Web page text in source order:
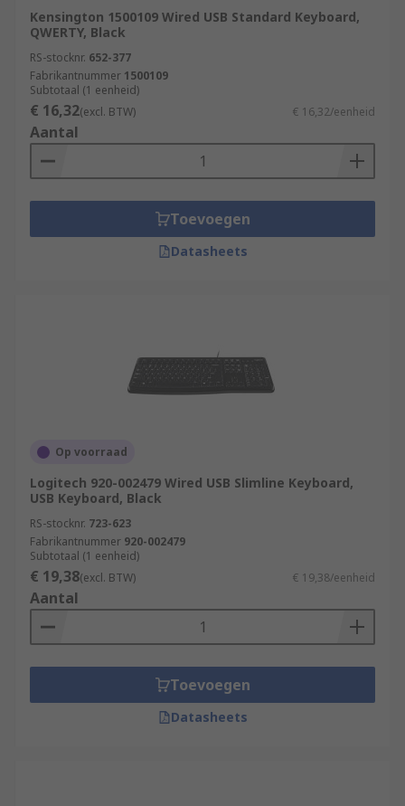
Kensington 1500109 Wired USB Standard Keyboard,
QWERTY, Black
RS-stocknr. 652-377
Fabrikantnummer 1500109
Subtotaal (1 eenheid)
€ 16,32(excl. BTW) € 16,32/eenheid
Aantal
Toevoegen
Datasheets
Op voorraad
Logitech 920-002479 Wired USB Slimline Keyboard,
USB Keyboard, Black
RS-stocknr. 723-623
Fabrikantnummer 920-002479
Subtotaal (1 eenheid)
€ 19,38(excl. BTW) € 19,38/eenheid
Aantal
Toevoegen
Datasheets